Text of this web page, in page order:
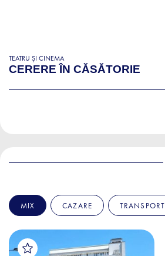
TEATRU ȘI CINEMA
CERERE ÎN CĂSĂTORIE
MIX CAZARE TRANSPORT